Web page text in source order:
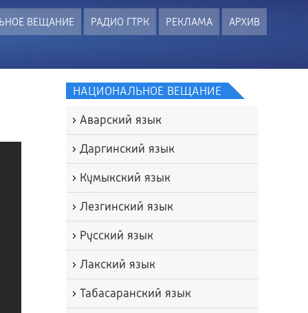
ВЕЩАНИЕ РАДИО ГТРК РЕКЛАМА АРХИВ
НАЦИОНАЛЬНОЕ ВЕЩАНИЕ
Аварский язык
Даргинский язык
Кумыкский язык
Лезгинский язык
Русский язык
Лакский язык
Табасаранский язык